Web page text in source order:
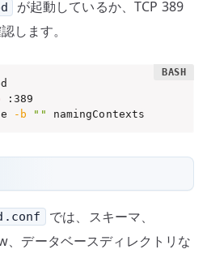
が起動しているか、TCP 389
します。
:389
-b "" namingContexts
では、スキーマ、
データベースディレクトリな